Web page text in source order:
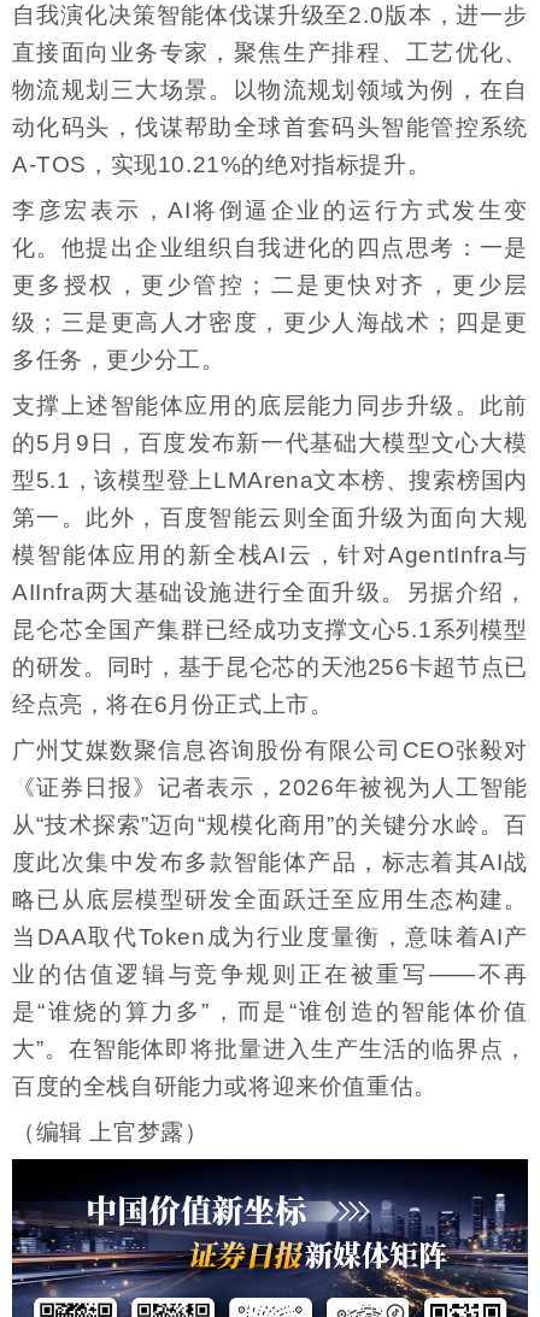
自我演化决策智能体伐谋升级至2.0版本，进一步
直接面向业务专家，聚焦生产排程、工艺优化、
物流规划三大场景。以物流规划领域为例，在自
动化码头，伐谋帮助全球首套码头智能管控系统
A-TOS，实现10.21%的绝对指标提升。
李彦宏表示，AI将倒逼企业的运行方式发生变
化。他提出企业组织自我进化的四点思考：一是
更多授权，更少管控；二是更快对齐，更少层
级；三是更高人才密度，更少人海战术；四是更
多任务，更少分工。
支撑上述智能体应用的底层能力同步升级。此前
的5月9日，百度发布新一代基础大模型文心大模
型5.1，该模型登上LMArena文本榜、搜索榜国内
第一。此外，百度智能云则全面升级为面向大规
模智能体应用的新全栈AI云，针对AgentInfra与
AIInfra两大基础设施进行全面升级。另据介绍，
昆仑芯全国产集群已经成功支撑文心5.1系列模型
的研发。同时，基于昆仑芯的天池256卡超节点已
经点亮，将在6月份正式上市。
广州艾媒数聚信息咨询股份有限公司CEO张毅对
《证券日报》记者表示，2026年被视为人工智能
从“技术探索”迈向“规模化商用”的关键分水岭。百
度此次集中发布多款智能体产品，标志着其AI战
略已从底层模型研发全面跃迁至应用生态构建。
当DAA取代Token成为行业度量衡，意味着AI产
业的估值逻辑与竞争规则正在被重写——不再
是“谁烧的算力多”，而是“谁创造的智能体价值
大”。在智能体即将批量进入生产生活的临界点，
百度的全栈自研能力或将迎来价值重估。
（编辑 上官梦露）